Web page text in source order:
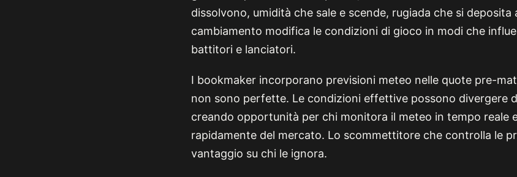
dissolvono, umidità che sale e scende, rugiada che si deposita
cambiamento modifica le condizioni di gioco in modi che
battitori e lanciatori.
I bookmaker incorporano previsioni meteo nelle quote pre-
non sono perfette. Le condizioni effettive possono divergere
creando opportunità per chi monitora il meteo in tempo reale
rapidamente del mercato. Lo scommettitore che controlla le
vantaggio su chi le ignora.